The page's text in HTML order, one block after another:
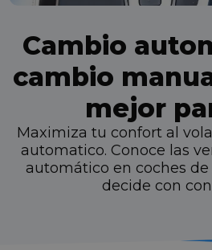
Cambio
cambio
mejor
Maximiza tu confort al
automatico. Conoce las
automático en coches
decide con